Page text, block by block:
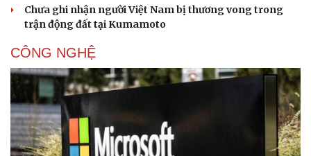
Sản phụ khoa
Nhi khoa
Làm đẹp - giảm cân
Phòng mạch online
Ăn sạch sống khỏe
Tình yêu - Gia đình
Chưa ghi nhận người Việt Nam bị thương vong trong
trận động đất tại Kumamoto
CÔNG NGHỆ